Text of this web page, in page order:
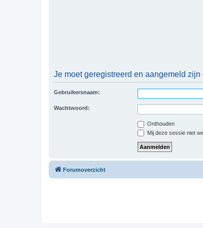
Je moet geregistreerd en aangemeld
Gebruikersnaam:
Wachtwoord:
Onthouden
Mij deze sessie niet
Forumoverzicht